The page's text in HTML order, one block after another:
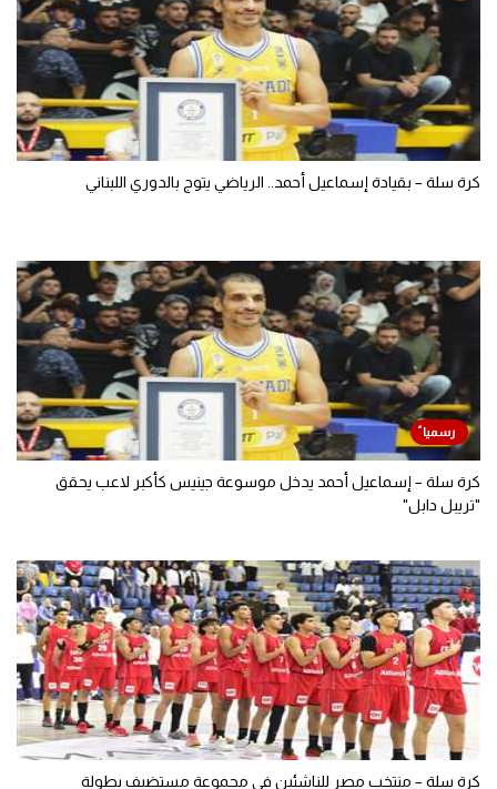
كرة سلة – بقيادة إسماعيل أحمد.. الرياضي يتوج بالدوري اللبناني
كرة سلة – إسماعيل أحمد يدخل موسوعة جينيس كأكبر لاعب يحقق
"تريبل دابل"
كرة سلة – منتخب مصر للناشئين في مجموعة مستضيف بطولة